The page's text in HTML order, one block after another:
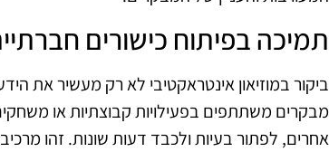
תמיכה בפיתוח כישורים
ביקור במוזיאון אינטראקטיבי לא רק מעשיר את
מבקרים משתתפים בפעילויות קבוצתיות או
אחרים, לפתור בעיות ולכבד דעות שונות. זהו